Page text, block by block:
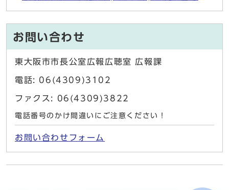
お問い合わせ
東大阪市市長公室広報広聴室 広報課
電話: 06(4309)3102
ファクス: 06(4309)3822
電話番号のかけ間違いにご注意ください！
お問い合わせフォーム